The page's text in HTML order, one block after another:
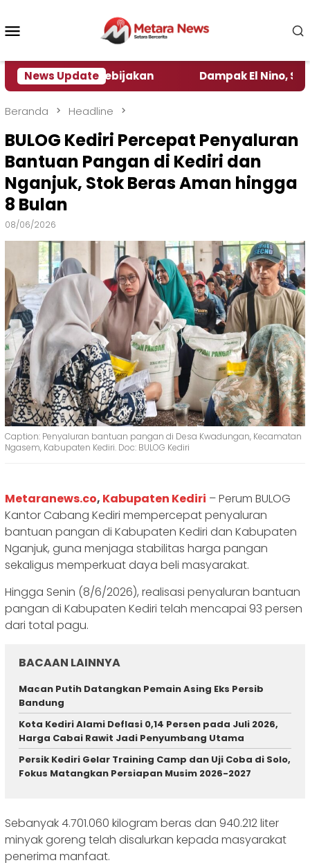
konten
News Update
Kebijakan Dampak El Nino, Sejumlah
Beranda Headline
BULOG Kediri Percepat Penyaluran
Bantuan Pangan di Kediri dan
Nganjuk, Stok Beras Aman hingga
8 Bulan
08/06/2026
Caption: Penyaluran bantuan pangan di Desa Kwadungan, Kecamatan
Ngasem, Kabupaten Kediri. Doc: BULOG Kediri
Metaranews.co, Kabupaten Kediri – Perum BULOG
Kantor Cabang Kediri mempercepat penyaluran
bantuan pangan di Kabupaten Kediri dan Kabupaten
Nganjuk, guna menjaga stabilitas harga pangan
sekaligus memperkuat daya beli masyarakat.
Hingga Senin (8/6/2026), realisasi penyaluran bantuan
pangan di Kabupaten Kediri telah mencapai 93 persen
dari total pagu.
BACAAN LAINNYA
Macan Putih Datangkan Pemain Asing Eks Persib
Bandung
Kota Kediri Alami Deflasi 0,14 Persen pada Juli 2026,
Harga Cabai Rawit Jadi Penyumbang Utama
Persik Kediri Gelar Training Camp dan Uji Coba di Solo,
Fokus Matangkan Persiapan Musim 2026-2027
Sebanyak 4.701.060 kilogram beras dan 940.212 liter
minyak goreng telah disalurkan kepada masyarakat
penerima manfaat.